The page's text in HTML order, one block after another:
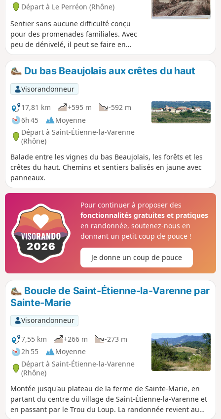
Départ à Le Perréon (Rhône)
Sentier sans aucune difficulté conçu
pour des promenades familiales. Avec
peu de dénivelé, il peut se faire en
moins d'une heure. Ce sentier comporte
une première partie dans le cœur du
village, qui met en valeur notre
patrimoine et notre histoire : l'ancienne
gare, le tacot, le château des Loges, la
cave coopérative, une madone. La
seconde partie se déroule dans les
vignes, au milieu de nos fameux
cépages (gamay, chardonnay et
viognier) et offre même à voir une
plantation d'oliviers.
Du bas Beaujolais aux crêtes du haut
Visorandonneur
17,81 km
+595 m
-592 m
6h 45
Moyenne
Départ à Saint-Étienne-la-Varenne
(Rhône)
Balade entre les vignes du bas Beaujolais, les forêts et les
crêtes du haut. Chemins et sentiers balisés en jaune avec
panneaux.
Pour continuer à proposer des
fonctionnalités gratuites et pratiques
en randonnée, soutenez-nous en
donnant un petit coup de pouce !
Je donne un coup de pouce
Boucle de Saint-Étienne-la-Varenne par
Sainte-Marie
Visorandonneur
7,55 km
+266 m
-273 m
2h 55
Moyenne
Départ à Saint-Étienne-la-Varenne
(Rhône)
Montée jusqu'au plateau de la ferme de Sainte-Marie, en
partant du centre du village de Saint-Étienne-la-Varenne et
en passant par le Trou du Loup. La randonnée revient au